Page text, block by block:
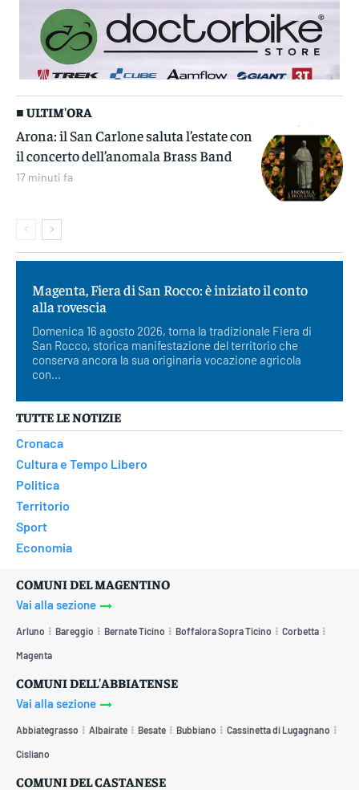
■ ULTIM'ORA
Arona: il San Carlone saluta l’estate con
il concerto dell’anomala Brass Band
17 minuti fa
Magenta, Fiera di San Rocco: è iniziato il conto
alla rovescia
Domenica 16 agosto 2026, torna la tradizionale Fiera di
San Rocco, storica manifestazione del territorio che
conserva ancora la sua originaria vocazione agricola
con...
TUTTE LE NOTIZIE
Cronaca
Cultura e Tempo Libero
Politica
Territorio
Sport
Economia
COMUNI DEL MAGENTINO
Vai alla sezione
Arluno Bareggio Bernate Ticino Boffalora Sopra Ticino Corbetta
Magenta
COMUNI DELL'ABBIATENSE
Vai alla sezione
Abbiategrasso Albairate Besate Bubbiano Cassinetta di Lugagnano
Cisliano
COMUNI DEL CASTANESE